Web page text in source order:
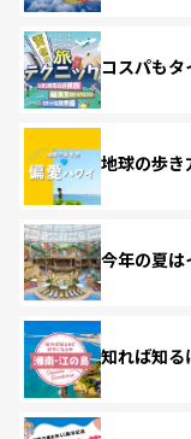
コスパも
地球の歩
今年の夏は
知れば知る